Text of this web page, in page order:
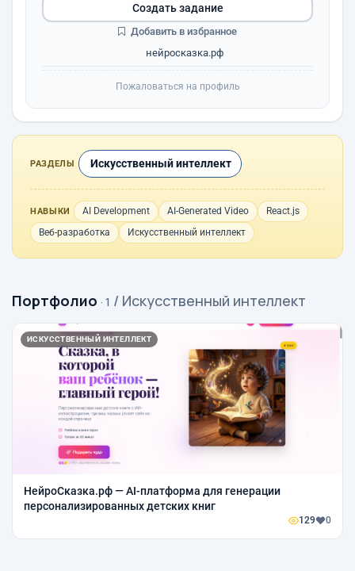
нейросказка.рф
Создать задание
Добавить в избранное
Пожаловаться на профиль
РАЗДЕЛЫ Искусственный интеллект
НАВЫКИ AI Development AI-Generated Video
React.js
Веб-разработка
Искусственный интеллект
Портфолио · 1 / Искусственный интеллект
ИСКУССТВЕННЫЙ ИНТЕЛЛЕКТ
НейроСказка.рф — AI-платформа для генерации
персонализированных детских книг
129 0